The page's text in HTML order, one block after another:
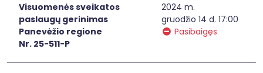
Visuomenės sveikatos
paslaugų gerinimas
Panevėžio regione
Nr. 25-511-P
2024 m.
gruodžio 14 d. 17:00
Pasibaigęs